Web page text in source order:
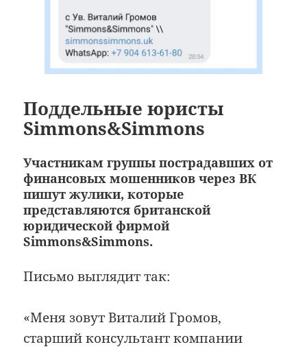
Поддельные юристы
Simmons&Simmons
Участникам группы пострадавших от
финансовых мошенников через ВК
пишут жулики, которые
представляются британской
юридической фирмой
Simmons&Simmons.
Письмо выглядит так:
«Меня зовут Виталий Громов,
старший консультант компании